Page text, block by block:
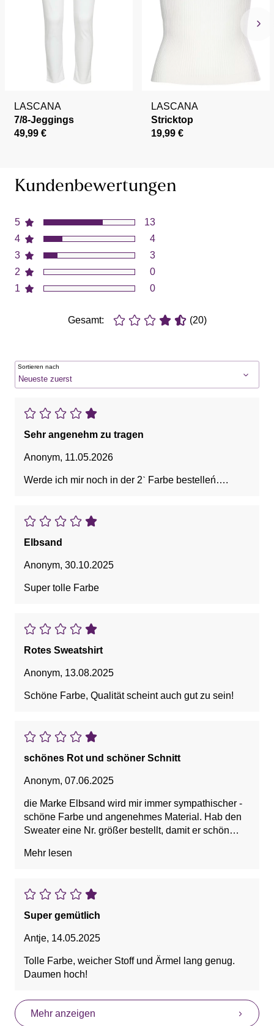
LASCANA
7/8-Jeggings
49,99 €
LASCANA
Stricktop
19,99 €
Kundenbewertungen
5
4
3
2
1
13
4
3
0
0
Gesamt: (20)
Sortieren nach
Sehr angenehm zu tragen
Anonym, 11.05.2026
Werde ich mir noch in der 2ˋ Farbe bestelleń….
Elbsand
Anonym, 30.10.2025
Super tolle Farbe
Rotes Sweatshirt
Anonym, 13.08.2025
Schöne Farbe, Qualität scheint auch gut zu sein!
schönes Rot und schöner Schnitt
Anonym, 07.06.2025
die Marke Elbsand wird mir immer sympathischer -
schöne Farbe und angenehmes Material. Hab den
Sweater eine Nr. größer bestellt, damit er schön
Mehr lesen
Super gemütlich
Antje, 14.05.2025
Tolle Farbe, weicher Stoff und Ärmel lang genug.
Daumen hoch!
Mehr anzeigen